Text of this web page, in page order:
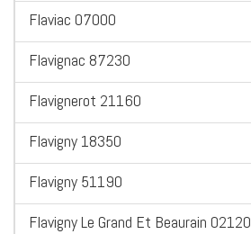
Flaviac 07000
Flavignac 87230
Flavignerot 21160
Flavigny 18350
Flavigny 51190
Flavigny Le Grand Et Beaurain 02120